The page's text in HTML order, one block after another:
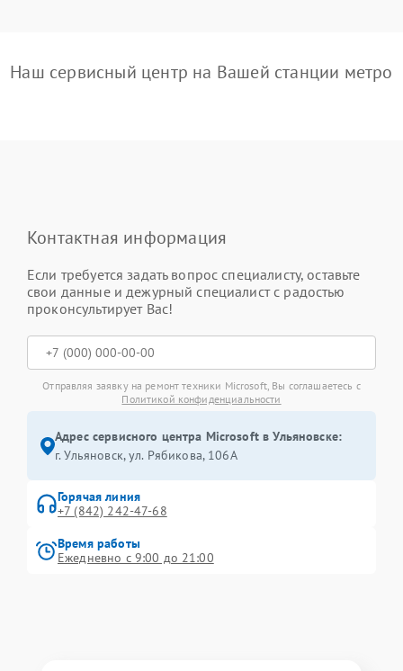
Наш сервисный центр на Вашей станции метро
Контактная информация
Если требуется задать вопрос специалисту, оставьте
свои данные и дежурный специалист с радостью
проконсультирует Вас!
Отправляя заявку на ремонт техники Microsoft, Вы соглашаетесь с
Политикой конфиденциальности
Адрес сервисного центра Microsoft в Ульяновске:
г. Ульяновск, ул. Рябикова, 106А
Горячая линия
+7 (842) 242-47-68
Время работы
Ежедневно с 9:00 до 21:00